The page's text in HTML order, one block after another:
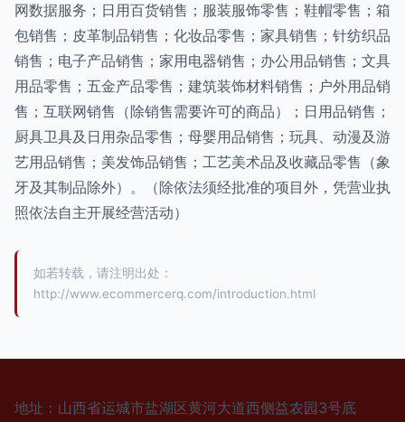
网数据服务；日用百货销售；服装服饰零售；鞋帽零售；箱
包销售；皮革制品销售；化妆品零售；家具销售；针纺织品
销售；电子产品销售；家用电器销售；办公用品销售；文具
用品零售；五金产品零售；建筑装饰材料销售；户外用品销
售；互联网销售（除销售需要许可的商品）；日用品销售；
厨具卫具及日用杂品零售；母婴用品销售；玩具、动漫及游
艺用品销售；美发饰品销售；工艺美术品及收藏品零售（象
牙及其制品除外）。（除依法须经批准的项目外，凭营业执
照依法自主开展经营活动）
如若转载，请注明出处：
http://www.ecommercerq.com/introduction.html
地址：山西省运城市盐湖区黄河大道西侧益农园3号底